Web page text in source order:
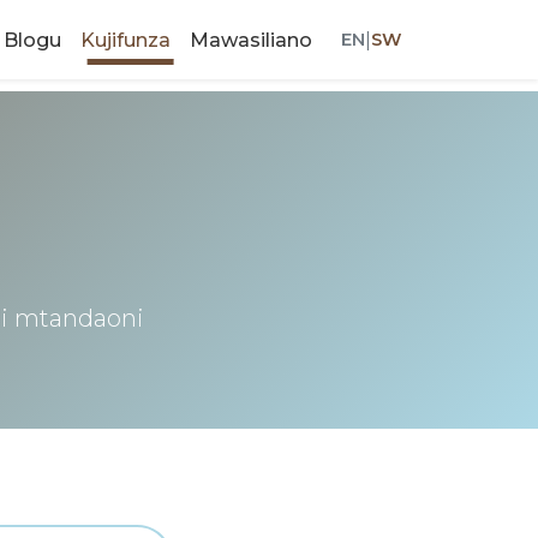
Blogu Kujifunza Mawasiliano EN SW
mtandaoni